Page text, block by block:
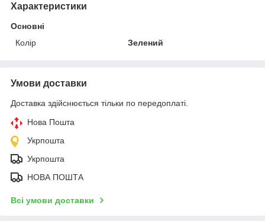
Характеристики
Основні
Колір
Зелений
Умови доставки
Доставка здійснюється тільки по передоплаті.
Нова Пошта
Укрпошта
Укрпошта
НОВА ПОШТА
Всі умови доставки